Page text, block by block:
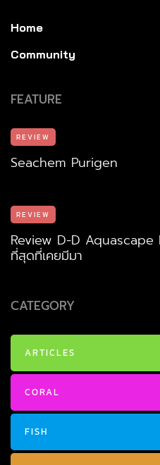
Home
Community
FEATURE
REVIEW
Seachem Purigen
REVIEW
Review D-D Aquascape
ที่สุดที่เคยมีมา
CATEGORY
ARTICLES
CORAL
FISH